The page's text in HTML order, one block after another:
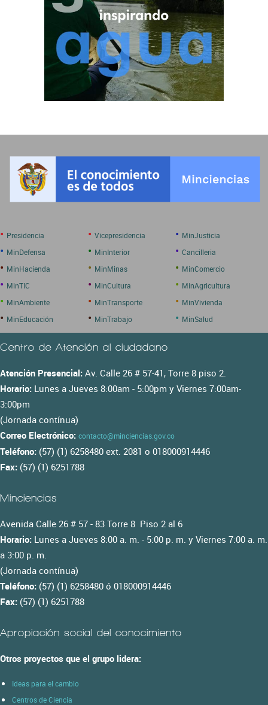
• Presidencia • Vicepresidencia • MinJusticia
• MinDefensa • MinInterior • Cancilleria
• MinHacienda • MinMinas • MinComercio
• MinTIC • MinCultura • MinAgricultura
• MinAmbiente • MinTransporte • MinVivienda
• MinEducación • MinTrabajo • MinSalud
Centro de Atención al ciudadano
Atención Presencial: Av. Calle 26 # 57-41, Torre 8 piso 2.
Horario: Lunes a Jueves 8:00am - 5:00pm y Viernes 7:00am-
3:00pm
(Jornada contínua)
Correo Electrónico: contacto@minciencias.gov.co
Teléfono: (57) (1) 6258480 ext. 2081 o 018000914446
Fax: (57) (1) 6251788
Minciencias
Avenida Calle 26 # 57 - 83 Torre 8 Piso 2 al 6
Horario: Lunes a Jueves 8:00 a. m. - 5:00 p. m. y Viernes 7:00 a. m.
a 3:00 p. m.
(Jornada contínua)
Teléfono: (57) (1) 6258480 ó 018000914446
Fax: (57) (1) 6251788
Apropiación social del conocimiento
Otros proyectos que el grupo lidera:
Ideas para el cambio
Centros de Ciencia